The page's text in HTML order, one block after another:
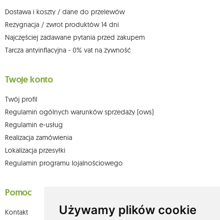
Używamy plików cookie
Więcej informacji: www.mouton.pl/ODO
Dostawa i koszty / dane do przelewów
Rezygnacja / zwrot produktów 14 dni
Najczęściej zadawane pytania przed zakupem
Tarcza antyinflacyjna - 0% vat na żywność
Twoje konto
Twój profil
Regulamin ogólnych warunków sprzedaży (ows)
Regulamin e-usług
Realizacja zamówienia
Lokalizacja przesyłki
Regulamin programu lojalnościowego
Pomoc
Kontakt